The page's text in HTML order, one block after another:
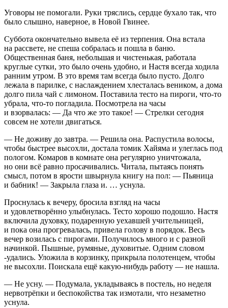
Уговоры не помогали. Руки тряслись, сердце бухало так, что
было слышно, наверное, в Новой Гвинее.
Суббота окончательно вывела её из терпения. Она встала
на рассвете, не спеша собралась и пошла в баню.
Общественная баня, небольшая и чистенькая, работала
круглые сутки, это было очень удобно, и Настя всегда ходила
ранним утром. В это время там всегда было пусто. Долго
лежала в парилке, с наслаждением хлесталась веником, а дома
долго пила чай с лимоном. Поставила тесто на пироги, что-то
убрала, что-то погладила. Посмотрела на часы
и взорвалась: — Да что же это такое! — Стрелки сегодня
совсем не хотели двигаться.
— Не доживу до завтра. — Решила она. Распустила волосы,
чтобы быстрее высохли, достала томик Хайяма и улеглась под
пологом. Комаров в комнате она регулярно уничтожала,
но они всё равно просачивались. Читала, пытаясь понять
смысл, потом в ярости швырнула книгу на пол: — Пьяница
и бабник! — Закрыла глаза и. … уснула.
Проснулась к вечеру, бросила взгляд на часы
и удовлетворённо улыбнулась. Тесто хорошо подошло. Настя
включила духовку, подаренную уехавшей учительницей,
и пока она прогревалась, привела голову в порядок. Весь
вечер возилась с пирогами. Получилось много и с разной
начинкой. Пышные, румяные, духовитые. Одним словом
-удались. Уложила в корзинку, прикрыла полотенцем, чтобы
не высохли. Поискала ещё какую-нибудь работу — не нашла.
— Не усну. — Подумала, укладываясь в постель, но неделя
нервотрёпки и беспокойства так измотали, что незаметно
уснула.